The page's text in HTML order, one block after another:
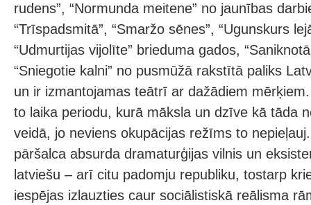
rudens”, “Normunda meitene” no jaunības
“Trīspadsmitā”, “Smaržo sēnes”, “Ugunskurs
“Udmurtijas vijolīte” brieduma gados,
“Sniegotie kalni” no pusmūžā rakstītā paliks
un ir izmantojamas teātrī ar dažādiem
to laika periodu, kurā māksla un dzīve kā tāda
veidā, jo neviens okupācijas režīms to
pāršalca absurda dramaturģijas vilnis un
latviešu – arī citu padomju republiku, tostarp
iespējas izlauzties caur sociālistiskā reālisma